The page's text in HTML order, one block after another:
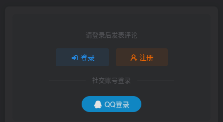
请登录后发表评论
登录 注册
社交账号登录
QQ登录